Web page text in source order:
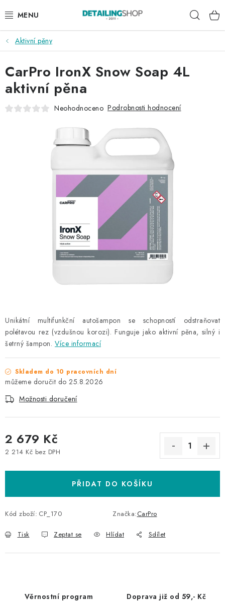
na
AKCE
NOVINKY
EXTERIÉR
PŘÍSLUŠENSTVÍ
DÁRKOVÉ SADY A POUKAZY
PRODÁVANÉ ZNAČKY
Věrnostní program
Všeobecné obchodní podmínky
Podmínky ochrany osobních údajů
Aktivní pěny
Unikátní multifunkční autošampon se schopností odstraňovat
polétavou rez (vzdušnou korozi). Funguje jako aktivní pěna, silný i
šetrný šampon. Více informací
Skladem do 10 pracovních dní
25.8.2026
Možnosti doručení
2 679 Kč
2 214 Kč bez DPH
PŘIDAT DO KOŠÍKU
Kód zboží: CP_170 Značka:CarPro
Tisk Zeptat se Hlídat Sdílet
CarPro IronX Snow Soap 4L
aktivní pěna
Neohodnoceno Podrobnosti hodnocení
Věrnostní program Doprava již od 59,- Kč